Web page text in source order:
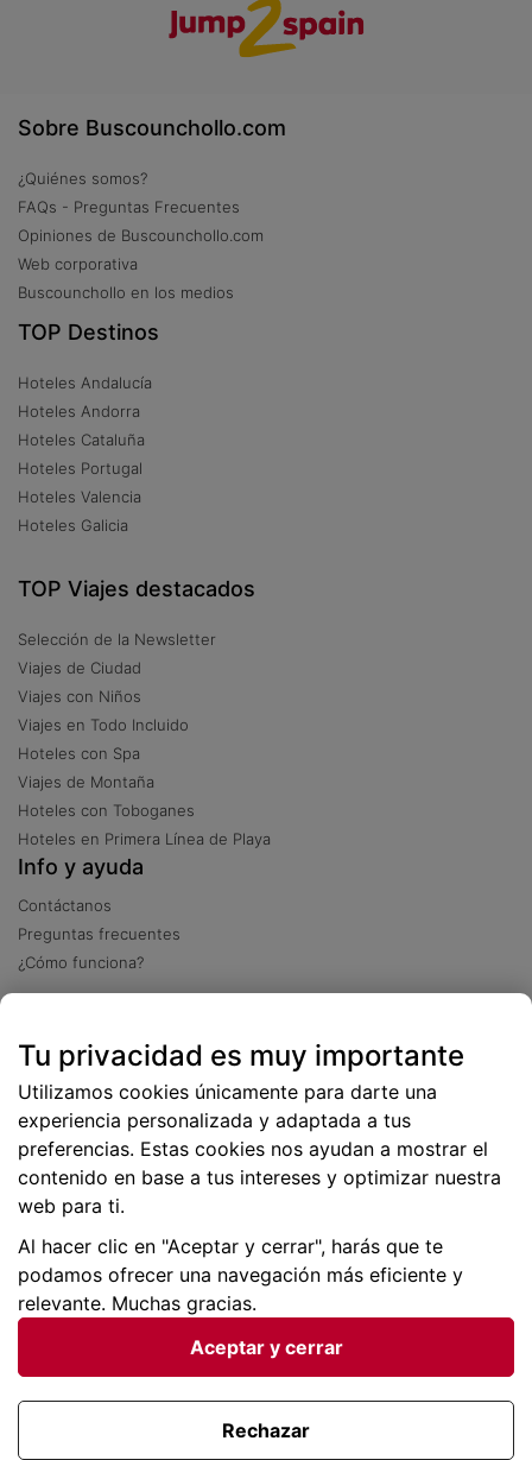
Sobre Buscounchollo.com
¿Quiénes somos?
FAQs - Preguntas Frecuentes
Opiniones de Buscounchollo.com
Web corporativa
Buscounchollo en los medios
TOP Destinos
Hoteles Andalucía
Hoteles Andorra
Hoteles Cataluña
Hoteles Portugal
Hoteles Valencia
Hoteles Galicia
TOP Viajes destacados
Selección de la Newsletter
Viajes de Ciudad
Viajes con Niños
Viajes en Todo Incluido
Hoteles con Spa
Viajes de Montaña
Hoteles con Toboganes
Hoteles en Primera Línea de Playa
Info y ayuda
Contáctanos
Preguntas frecuentes
¿Cómo funciona?
Más de 2 millones de descargas
Condiciones generales |Privacidad de datos | Política
Viajes para ti SLU Copyright © BuscoUnChollo.com
Tu privacidad es muy importante
Utilizamos cookies únicamente para darte una
experiencia personalizada y adaptada a tus
preferencias. Estas cookies nos ayudan a mostrar el
contenido en base a tus intereses y optimizar nuestra
web para ti.
Al hacer clic en "Aceptar y cerrar", harás que te
podamos ofrecer una navegación más eficiente y
relevante. Muchas gracias.
Aceptar y cerrar
Rechazar